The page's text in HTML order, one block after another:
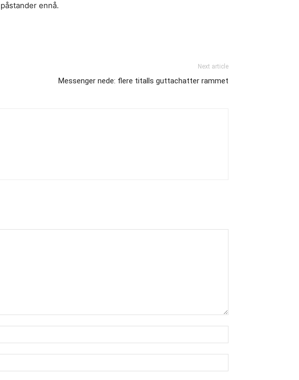
ennå.
Next article
Messenger nede: flere titalls guttachatter rammet